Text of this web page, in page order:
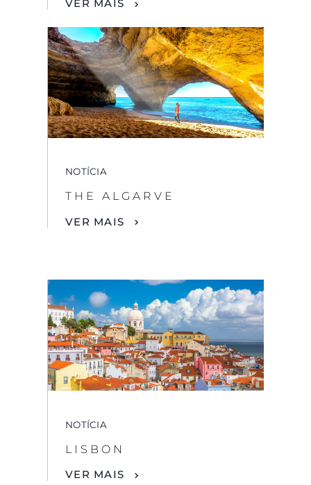
VER MAIS
NOTÍCIA
THE ALGARVE
VER MAIS
NOTÍCIA
LISBON
VER MAIS